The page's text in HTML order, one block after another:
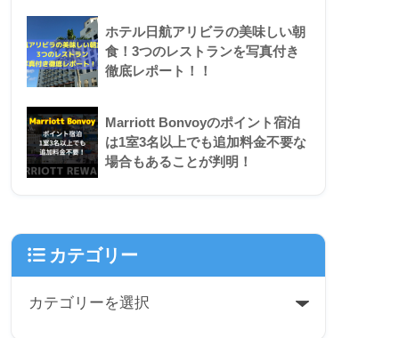
ホテル日航アリビラの美味しい朝
食！3つのレストランを写真付き
徹底レポート！！
Marriott Bonvoyのポイント宿泊
は1室3名以上でも追加料金不要な
場合もあることが判明！
カテゴリー